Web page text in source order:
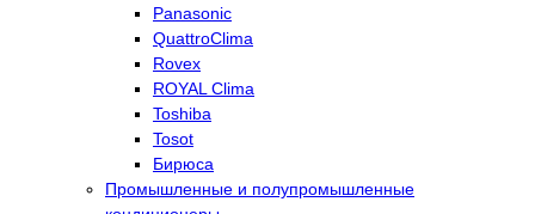
Panasonic
QuattroClima
Rovex
ROYAL Clima
Toshiba
Tosot
Бирюса
Промышленные и полупромышленные